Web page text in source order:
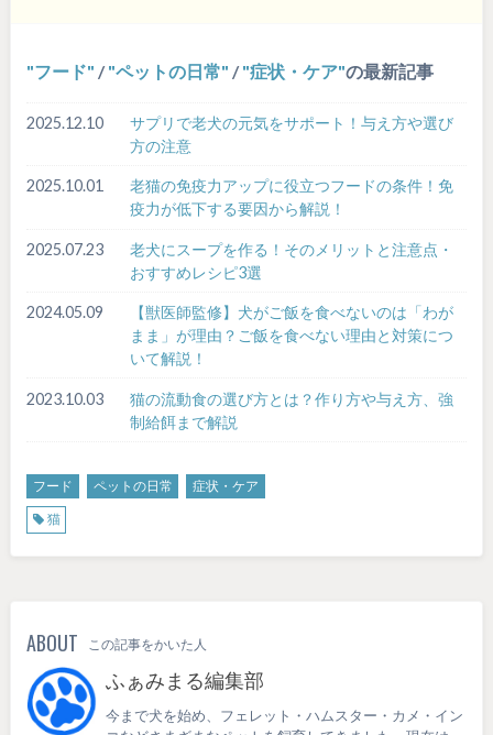
フード / ペットの日常 / 症状・ケア の最新記事
2025.12.10
サプリで老犬の元気をサポート！与え方や選び
方の注意
2025.10.01
老猫の免疫力アップに役立つフードの条件！免
疫力が低下する要因から解説！
2025.07.23
老犬にスープを作る！そのメリットと注意点・
おすすめレシピ3選
2024.05.09
【獣医師監修】犬がご飯を食べないのは「わが
まま」が理由？ご飯を食べない理由と対策につ
いて解説！
2023.10.03
猫の流動食の選び方とは？作り方や与え方、強
制給餌まで解説
フード ペットの日常
症状・ケア
猫
ABOUT この記事をかいた人
ふぁみまる編集部
今まで犬を始め、フェレット・ハムスター・カメ・イン